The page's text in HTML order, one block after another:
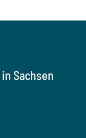
in Sachsen